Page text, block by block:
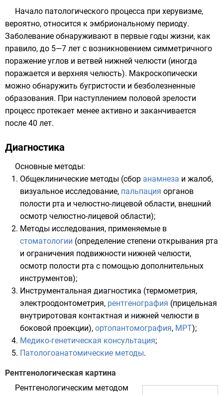
Начало патологического процесса при херувизме,
вероятно, относится к эмбриональному периоду.
Заболевание обнаруживают в первые годы жизни, как
правило, до 5—7 лет с возникновением симметричного
поражение углов и ветвей нижней челюсти (иногда
поражается и верхняя челюсть). Макроскопически
можно обнаружить бугристости и безболезненные
образования. При наступлением половой зрелости
процесс протекает менее активно и заканчивается
после 40 лет.
Диагностика
Основные методы:
Общеклинические методы (сбор анамнеза и жалоб,
визуальное исследование, пальпация органов
полости рта и челюстно-лицевой области, внешний
осмотр челюстно-лицевой области);
Методы исследования, применяемые в
стоматологии (определение степени открывания рта
и ограничения подвижности нижней челюсти,
осмотр полости рта с помощью дополнительных
инструментов);
Инструментальная диагностика (термометрия,
электроодонтометрия, рентгенография (прицельная
внутриротовая контактная и нижней челюсти в
боковой проекции), ортопантомография, МРТ);
Медико-генетическая консультация;
Патологоанатомические методы.
Рентгенологическая картина
Рентгенологическим методом